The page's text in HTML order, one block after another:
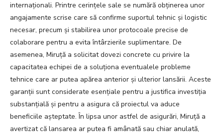
internaționali. Printre cerințele sale se numără obținerea unor
angajamente scrise care să confirme suportul tehnic și logistic
necesar, precum și stabilirea unor protocoale precise de
colaborare pentru a evita întârzierile suplimentare. De
asemenea, Miruță a solicitat dovezi concrete cu privire la
capacitatea echipei de a soluționa eventualele probleme
tehnice care ar putea apărea anterior și ulterior lansării. Aceste
garanții sunt considerate esențiale pentru a justifica investiția
substanțială și pentru a asigura că proiectul va aduce
beneficiile așteptate. În lipsa unor astfel de asigurări, Miruță a
avertizat că lansarea ar putea fi amânată sau chiar anulată,